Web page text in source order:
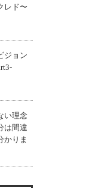
レド〜
ジョン
い理念
は間違
かりま